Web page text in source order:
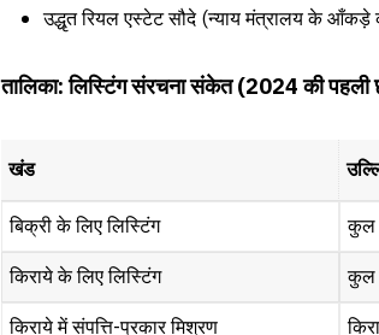
उद्धृत रियल एस्टेट सौदे (न्याय मंत्रालय के आँकड़े
तालिका: लिस्टिंग संरचना संकेत (2024 की पहली
खंड
बिक्री के लिए लिस्टिंग
कुल
किराये के लिए लिस्टिंग
कुल
किराये में संपत्ति-प्रकार मिश्रण